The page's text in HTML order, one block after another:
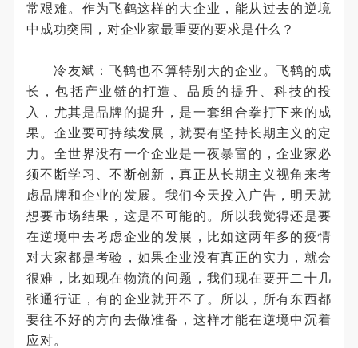
常艰难。作为飞鹤这样的大企业，能从过去的逆境
中成功突围，对企业家最重要的要求是什么？
冷友斌：飞鹤也不算特别大的企业。飞鹤的成
长，包括产业链的打造、品质的提升、科技的投
入，尤其是品牌的提升，是一套组合拳打下来的成
果。企业要可持续发展，就要有坚持长期主义的定
力。全世界没有一个企业是一夜暴富的，企业家必
须不断学习、不断创新，真正从长期主义视角来考
虑品牌和企业的发展。我们今天投入广告，明天就
想要市场结果，这是不可能的。所以我觉得还是要
在逆境中去考虑企业的发展，比如这两年多的疫情
对大家都是考验，如果企业没有真正的实力，就会
很难，比如现在物流的问题，我们现在要开二十几
张通行证，有的企业就开不了。所以，所有东西都
要往不好的方向去做准备，这样才能在逆境中沉着
应对。